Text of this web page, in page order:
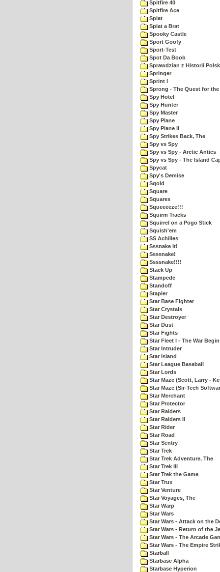
Spitfire 40
Spitfire Ace
Splat
Splat a Brat
Spooky Castle
Sport Goofy
Sport-Test
Spot Da Boob
Sprawdzian z Historii
Springer
Sprint I
Sprong - The Quest for
Spy Hotel
Spy Hunter
Spy Master
Spy Plane
Spy Plane II
Spy Strikes Back, The
Spy vs Spy
Spy vs Spy - Arctic Antics
Spy vs Spy - The Island
Spycat
Spy's Demise
Sqoid
Square
Squares
Squeeeeze!!!
Squirm Tracks
Squirrel on a Pogo Stick
Squish'em
SS Achilles
Sssnake It!
Ssssnake!
Ssssnake!!!!
Stack Up
Stampede
Standoff
Stapler
Star Base Fighter
Star Crystals
Star Destroyer
Star Dust
Star Fights
Star Fleet I - The War
Star Intruder
Star Island
Star League Baseball
Star Lords
Star Maze (Scott, Larry -
Star Maze (Sir-Tech
Star Merchant
Star Protector
Star Raiders
Star Raiders II
Star Rider
Star Road
Star Sentry
Star Trek
Star Trek Adventure, The
Star Trek III
Star Trek the Game
Star Trux
Star Venture
Star Voyages, The
Star Warp
Star Wars
Star Wars - Attack on the
Star Wars - Return of the
Star Wars - The Arcade
Star Wars - The Empire
Starball
Starbase Alpha
Starbase Hyperion